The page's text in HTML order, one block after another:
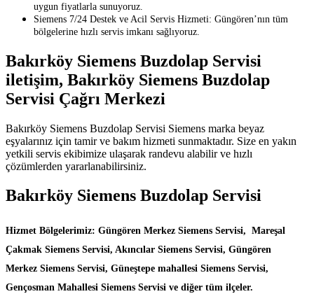
uygun fiyatlarla sunuyoruz.
Siemens 7/24 Destek ve Acil Servis Hizmeti: Güngören’nın tüm
bölgelerine hızlı servis imkanı sağlıyoruz.
Bakırköy Siemens Buzdolap Servisi
iletişim, Bakırköy Siemens Buzdolap
Servisi Çağrı Merkezi
Bakırköy Siemens Buzdolap Servisi Siemens marka beyaz
eşyalarınız için tamir ve bakım hizmeti sunmaktadır. Size en yakın
yetkili servis ekibimize ulaşarak randevu alabilir ve hızlı
çözümlerden yararlanabilirsiniz.
Bakırköy Siemens Buzdolap Servisi
Hizmet Bölgelerimiz: Güngören Merkez Siemens Servisi, Mareşal
Çakmak Siemens Servisi, Akıncılar Siemens Servisi, Güngören
Merkez Siemens Servisi, Güneştepe mahallesi Siemens Servisi,
Gençosman Mahallesi Siemens Servisi ve diğer tüm ilçeler.